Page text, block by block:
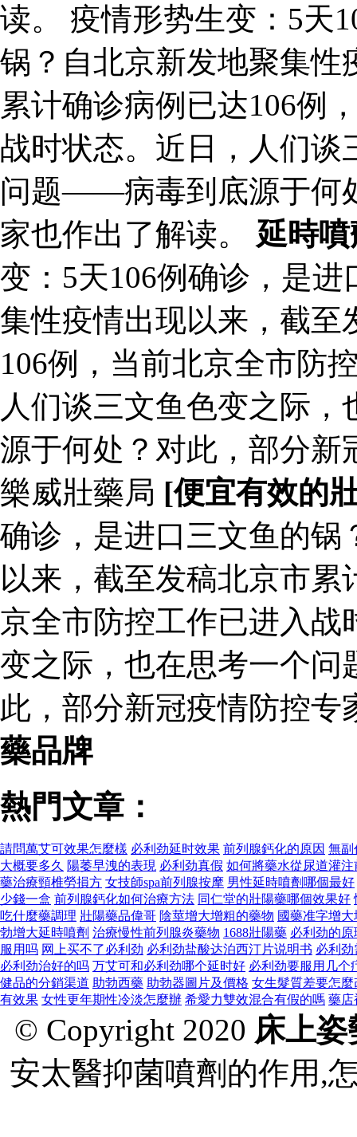
读。 疫情形势生变：5天
锅？自北京新发地聚集性
累计确诊病例已达106例
战时状态。近日，人们谈
问题——病毒到底源于何
家也作出了解读。 延時
变：5天106例确诊，是
集性疫情出现以来，截至
106例，当前北京全市防
人们谈三文鱼色变之际
源于何处？对此，部分新
樂威壯藥局 [便宜有效的
确诊，是进口三文鱼的锅
以来，截至发稿北京市
京全市防控工作已进入战
变之际，也在思考一个
此，部分新冠疫情防控
藥品牌
熱門文章：
請問萬艾可效果怎麼樣 必利劲延时效果 前列腺鈣化的原因 無副
大概要多久 陽萎早洩的表現 必利劲真假 如何將藥水從尿道灌注
藥治療頸椎勞損方 女技師spa前列腺按摩 男性延時噴劑哪個最好
少錢一盒 前列腺鈣化如何治療方法 同仁堂的壯陽藥哪個效果好
吃什麼藥調理 壯陽藥品偉哥 陰莖增大增粗的藥物 國藥准字增
勃增大延時噴劑 治療慢性前列腺炎藥物 1688壯陽藥 必利劲的
服用吗 网上买不了必利劲 必利劲盐酸达泊西汀片说明书 必利
必利劲治好的吗 万艾可和必利劲哪个延时好 必利劲要服用几个
健品的分銷渠道 助勃西藥 助勃器圖片及價格 女生髮質差要怎麼
有效果 女性更年期性冷淡怎麼辦 希愛力雙效混合有假的嗎 藥店
© Copyright 2020 床上
安太醫抑菌噴劑的作用,